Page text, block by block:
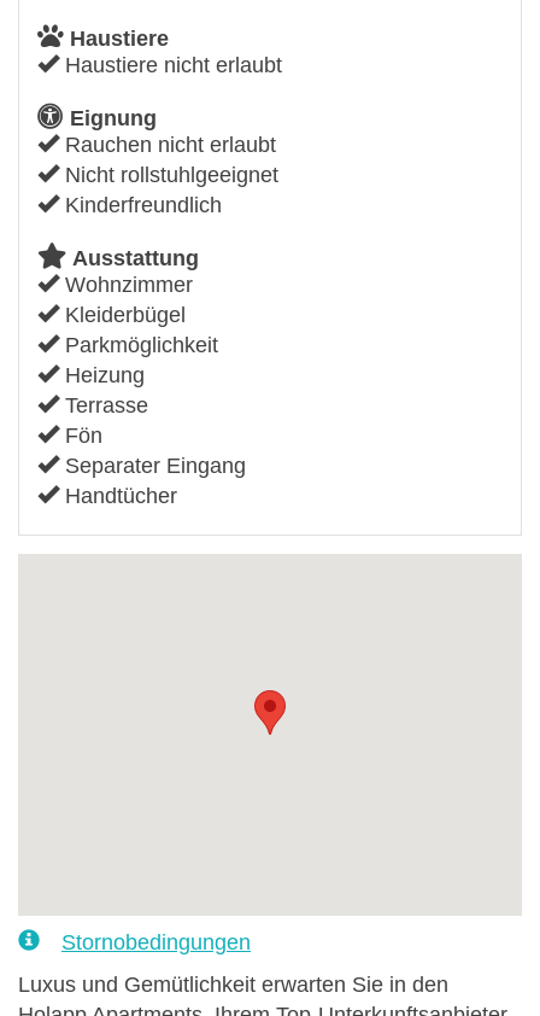
Haustiere
Haustiere nicht erlaubt
Eignung
Rauchen nicht erlaubt
Nicht rollstuhlgeeignet
Kinderfreundlich
Ausstattung
Wohnzimmer
Kleiderbügel
Parkmöglichkeit
Heizung
Terrasse
Fön
Separater Eingang
Handtücher
Stornobedingungen
Luxus und Gemütlichkeit erwarten Sie in den